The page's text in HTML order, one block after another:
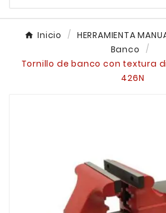
Inicio HERRAMIENTA
Banco
Tornillo de banco con textura
426N